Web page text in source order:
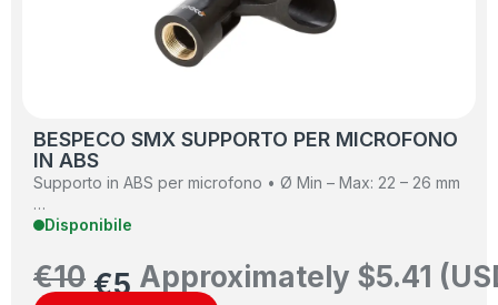
BESPECO SMX SUPPORTO PER MICROFONO
IN ABS
Supporto in ABS per microfono • Ø Min – Max: 22 – 26 mm
…
Disponibile
€10 €5 Approximately $5.41